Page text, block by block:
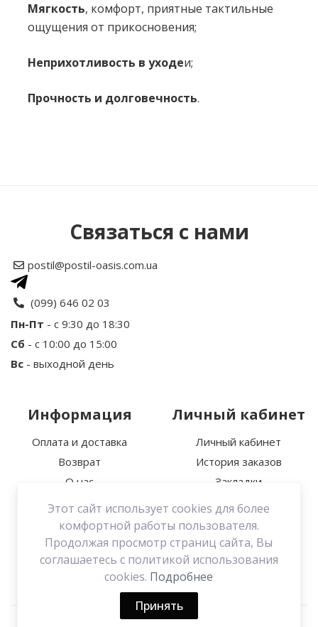
Мягкость, комфорт, приятные тактильные
ощущения от прикосновения;
Неприхотливость в уходеи;
Прочность и долговечность.
Рейтинг
Ваш отзыв
Примечание:
HTML разметка не
поддерживается! Используйте обычный текст.
Продолжить
Этот сайт использует cookies для более
комфортной работы пользователя.
Продолжая просмотр страниц сайта, Вы
соглашаетесь с политикой использования
cookies. Подробнее
Принять
Связаться с нами
postil@postil-oasis.com.ua
(099) 646 02 03
Пн-Пт - с 9:30 до 18:30
Сб - с 10:00 до 15:00
Вс - выходной день
Информация
Оплата и доставка
Возврат
О нас
Политика
конфиденциальности
Связаться с нами
Договор оферты
Личный кабинет
Личный кабинет
История заказов
Закладки